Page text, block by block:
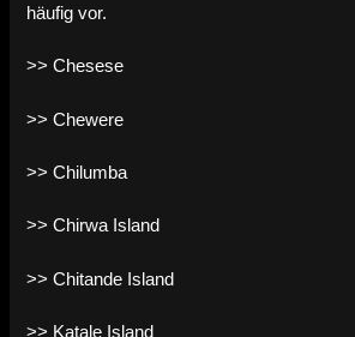
häufig vor.
>> Chesese
>> Chewere
>> Chilumba
>> Chirwa Island
>> Chitande Island
>> Katale Island